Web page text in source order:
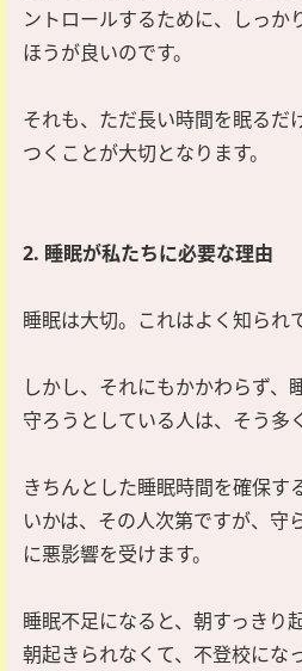
ントロールするために、しっか
ほうが良いのです。
それも、ただ長い時間を眠るだ
つくことが大切となります。
2. 睡眠が私たちに必要な理由
睡眠は大切。これはよく知られ
しかし、それにもかかわらず、
守ろうとしている人は、そう多
きちんとした睡眠時間を確保す
いかは、その人次第ですが、守
に悪影響を受けます。
睡眠不足になると、朝すっきり
朝起きられなくて、不登校にな